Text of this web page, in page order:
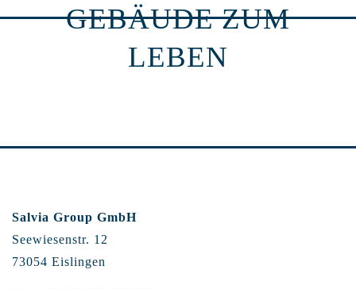
GEBÄUDE ZUM
LEBEN
Salvia Group GmbH
Seewiesenstr. 12
73054 Eislingen